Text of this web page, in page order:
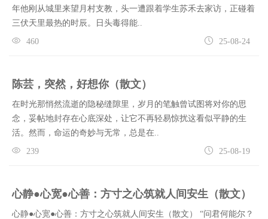
年他刚从城里来望月村支教，头一遭跟着学生苏禾去家访，正碰着
三伏天里最热的时辰。日头毒得能..
460 25-08-24
陈芸，突然，好想你（散文）
在时光那悄然流逝的隐秘缝隙里，岁月的笔触曾试图将对你的思
念，妥帖地封存在心底深处，让它不再轻易惊扰这看似平静的生
活。然而，命运的奇妙与无常，总是在..
239 25-08-19
心静●心宽●心善：方寸之心筑就人间安生（散文）
心静●心宽●心善：方寸之心筑就人间安生（散文） “问君何能尔？